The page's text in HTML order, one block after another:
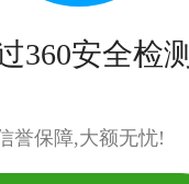
360安全检测
誉保障,大额无忧!